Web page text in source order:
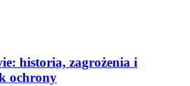
historia, zagrożenia i
ochrony